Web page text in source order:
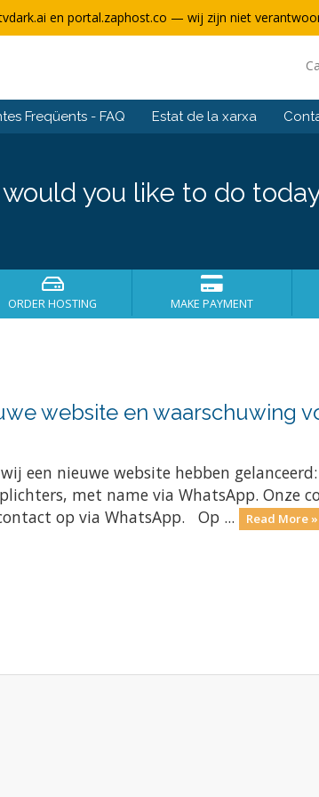
en portal.zaphost.co — wij zijn niet
Freqüents - FAQ Estat de la xarxa
you like to do
ORDER HOSTING MAKE PAYMENT
website en waarschuwing
een nieuwe website hebben
met name via WhatsApp. Onze
op via WhatsApp. Op ...
Read More »